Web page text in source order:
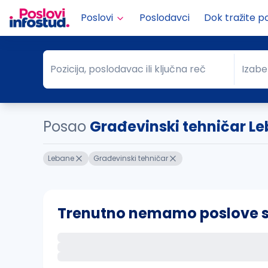
Poslovi Poslodavci Dok tražite
Pozicija, poslodavac ili ključna reč
Pozicija, poslodavac ili ključna reč Grad
Posao Građevinski tehničar
Lebane Građevinski tehničar
Trenutno nemamo poslove